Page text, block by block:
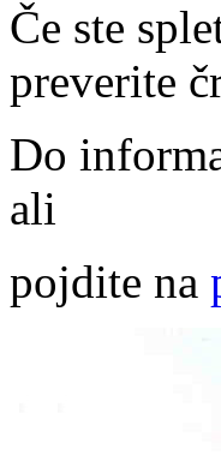
Če ste
preverite
Do
ali
pojdite na